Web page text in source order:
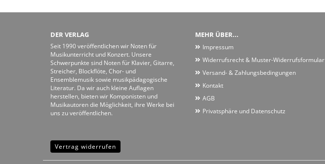
MEHR ÜBER...
Impressum
Widerrufsrecht & Muster-Widerrufsformular
Versand- & Zahlungsbedingungen
Kontakt
AGB
Privatsphäre und Datenschutz
DER VERLAG
Seit 1990 veröffentlichen wir Noten für
Musikunterricht und Konzert. Unsere
Schwerpunkte sind Noten für Klavier, Gitarre,
Streicher, Blockflöte, Chor- und
Ensemblemusik sowie musikpädagogische
Literatur. Da wir auch kleine Auflagen
herstellen, bieten wir Komponisten und
Musikautoren die Möglichkeit, ihre Werke bei
uns zu veröffentlichen.
Vertrag widerrufen